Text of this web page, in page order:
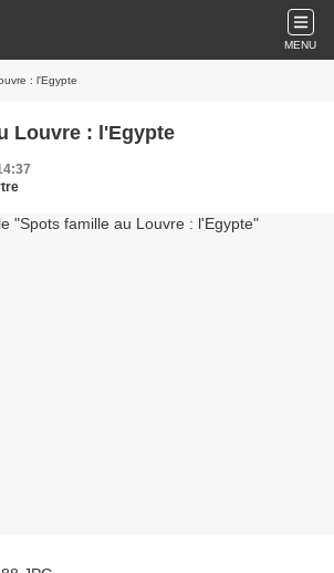
MENU
: l'Egypte
Louvre : l'Egypte